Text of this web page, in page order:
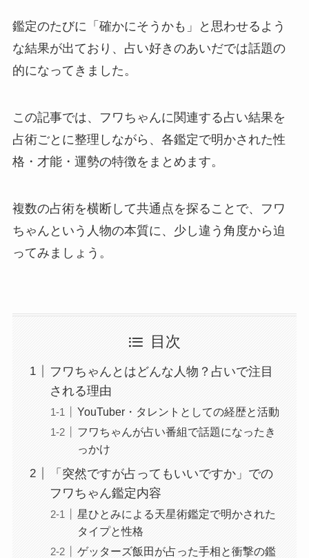
鑑定のたびに「確かにそうかも」と思わせるよう
な結果が出ており、占い好きのあいだでは話題の
的になってきました。
この記事では、フワちゃんに関連する占い結果を
占術ごとに整理しながら、各鑑定で明かされた性
格・才能・運勢の特徴をまとめます。
複数の占術を横断して共通点を探ることで、フワ
ちゃんという人物の本質に、少し違う角度から迫
ってみましょう。
目次
フワちゃんとはどんな人物？占いで注目
される理由
YouTuber・タレントとしての経歴と活動
フワちゃんが占い番組で話題になったき
っかけ
「突然ですが占ってもいいですか」での
フワちゃん鑑定内容
星ひとみによる天星術鑑定で明かされた
タイプと性格
ゲッターズ飯田が占った手相と衝撃の鑑